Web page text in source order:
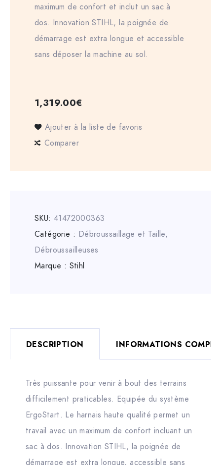
maximum de confort et inclut un sac à
dos. Innovation STIHL, la poignée de
démarrage est extra longue et accessible
sans déposer la machine au sol.
1,319.00€
Ajouter à la liste de favoris
Comparer
SKU: 41472000363
Catégorie : Débroussaillage et Taille,
Débroussailleuses
Marque : Stihl
DESCRIPTION INFORMATIONS
Très puissante pour venir à bout des terrains
difficilement praticables. Equipée du système
ErgoStart. Le harnais haute qualité permet un
travail avec un maximum de confort incluant un
sac à dos. Innovation STIHL, la poignée de
démarrage est extra longue, accessible sans